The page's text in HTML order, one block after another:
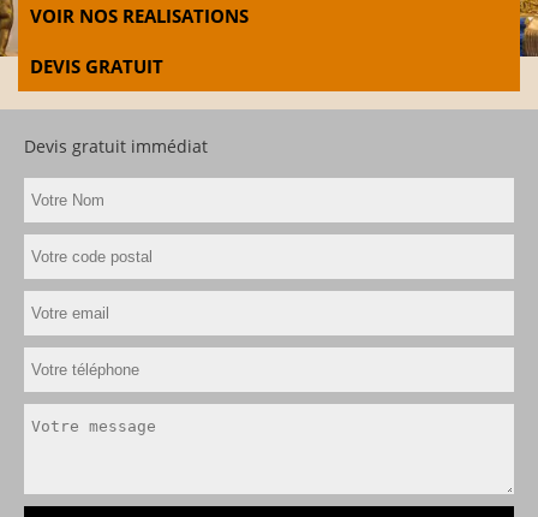
VOIR NOS REALISATIONS
DEVIS GRATUIT
Devis gratuit immédiat